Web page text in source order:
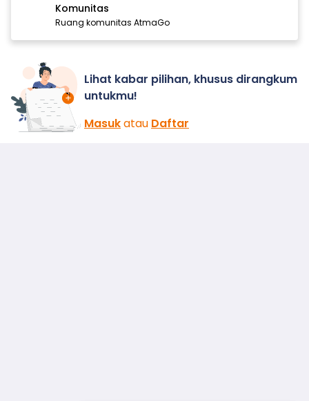
Komunitas
Ruang komunitas AtmaGo
Lihat kabar pilihan, khusus dirangkum
untukmu!
Masukatau Daftar